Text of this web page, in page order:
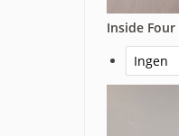
Inside Four